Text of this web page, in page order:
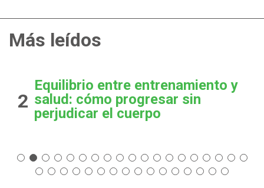
Más leídos
2
Equilibrio entre entrenamiento y
salud: cómo progresar sin
perjudicar el cuerpo